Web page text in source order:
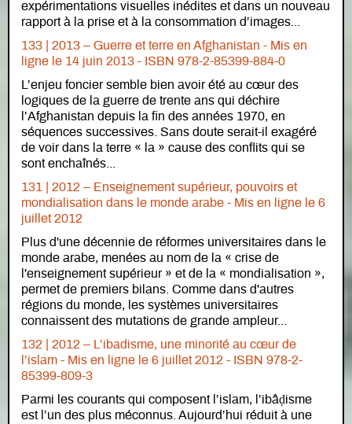
expérimentations visuelles inédites et dans un nouveau
rapport à la prise et à la consommation d’images...
133 | 2013 – Guerre et terre en Afghanistan - Mis en
ligne le 14 juin 2013 - ISBN 978-2-85399-884-0
L’enjeu foncier semble bien avoir été au cœur des
logiques de la guerre de trente ans qui déchire
l’Afghanistan depuis la fin des années 1970, en
séquences successives. Sans doute serait-il exagéré
de voir dans la terre « la » cause des conflits qui se
sont enchaînés...
131 | 2012 – Enseignement supérieur, pouvoirs et
mondialisation dans le monde arabe - Mis en ligne le 6
juillet 2012
Plus d'une décennie de réformes universitaires dans le
monde arabe, menées au nom de la « crise de
l'enseignement supérieur » et de la « mondialisation »,
permet de premiers bilans. Comme dans d'autres
régions du monde, les systèmes universitaires
connaissent des mutations de grande ampleur...
132 | 2012 – L’ibadisme, une minorité au cœur de
l’islam - Mis en ligne le 6 juillet 2012 - ISBN 978-2-
85399-809-3
Parmi les courants qui composent l’islam, l’ibâḍisme
est l’un des plus méconnus. Aujourd’hui réduit à une